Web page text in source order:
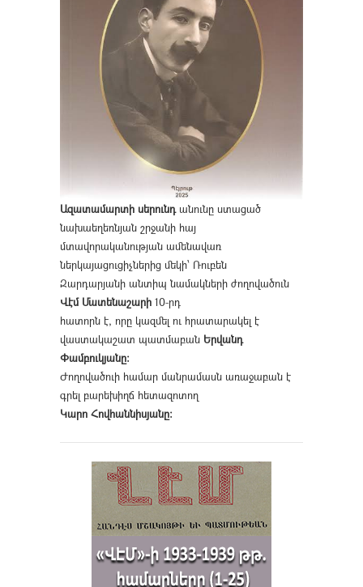
Ազատամարտի սերունդանունը ստացած
նախաեղեռնյան շրջանի հայ
մտավորականության ամենավառ
ներկայացուցիչներից մեկի՝ Ռուբեն
Զարդարյանի անտիպ նամակների ժողովածուն
Վէմ Մատենաշարի 10-րդ
հատորն է, որը կազմել ու հրատարակել է
վաստակաշատ պատմաբան Երվանդ
Փամբուկյանը։
Ժողովածուի համար մանրամասն առաջաբան է
գրել բարեխիղճ հետազոտող
Կարո Հովհաննիսյանը։